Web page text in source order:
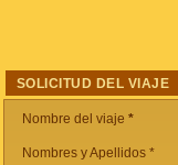
SOLICITUD DEL VIAJE
Nombre del viaje *
Nombres y Apellidos *